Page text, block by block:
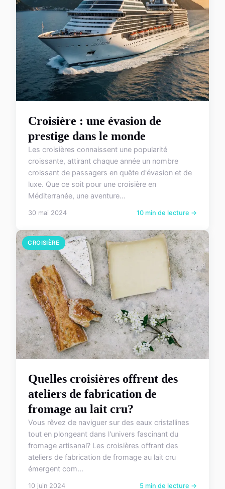
Croisière : une évasion de
prestige dans le monde
Les croisières connaissent une popularité
croissante, attirant chaque année un nombre
croissant de passagers en quête d'évasion et de
luxe. Que ce soit pour une croisière en
Méditerranée, une aventure...
30 mai 2024 10 min de lecture →
CROISIÈRE
Quelles croisières offrent des
ateliers de fabrication de
fromage au lait cru?
Vous rêvez de naviguer sur des eaux cristallines
tout en plongeant dans l'univers fascinant du
fromage artisanal? Les croisières offrant des
ateliers de fabrication de fromage au lait cru
émergent com...
10 juin 2024 5 min de lecture →